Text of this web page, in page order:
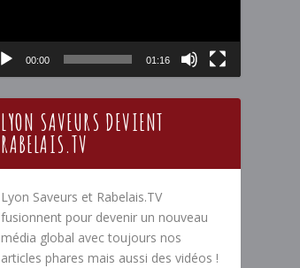
00:00 01:16
LYON SAVEURS DEVIENT
RABELAIS.TV
Lyon Saveurs et Rabelais.TV
fusionnent pour devenir un nouveau
média global avec toujours nos
articles phares mais aussi des vidéos !